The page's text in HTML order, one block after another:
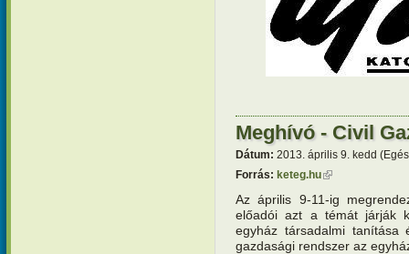
Meghívó - Civil
Dátum: 2013. április 9. kedd
Forrás: keteg.hu(külső
Az április 9-11-ig
előadói azt a témát járják
egyház társadalmi tanítása
gazdasági rendszer az